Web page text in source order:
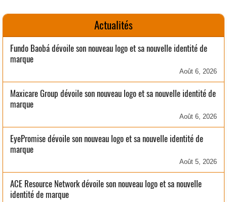
Actualités
Fundo Baobá dévoile son nouveau logo et sa nouvelle identité de
marque
Août 6, 2026
Maxicare Group dévoile son nouveau logo et sa nouvelle identité de
marque
Août 6, 2026
EyePromise dévoile son nouveau logo et sa nouvelle identité de
marque
Août 5, 2026
ACE Resource Network dévoile son nouveau logo et sa nouvelle
identité de marque